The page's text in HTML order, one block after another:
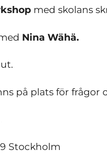
med skolans
Nina Wähä.
på plats för frågor
Stockholm